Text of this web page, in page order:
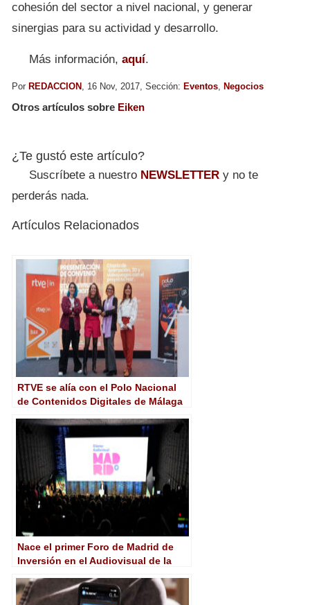
cohesión del sector a nivel nacional, y generar
sinergias para su actividad y desarrollo.
Más información, aquí.
Por REDACCION , 16 Nov, 2017, Sección: Eventos, Negocios
Otros artículos sobre Eiken
¿Te gustó este artículo?
Suscríbete a nuestro NEWSLETTER y no te
perderás nada.
Artículos Relacionados
RTVE se alía con el Polo Nacional
de Contenidos Digitales de Málaga
audiovisual
Nace el primer Foro de Madrid de
Inversión en el Audiovisual de la
Madrid